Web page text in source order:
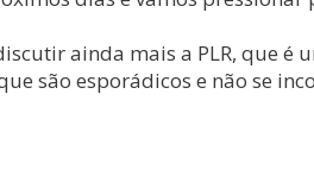
ainda mais a PLR, que
são esporádicos e não se